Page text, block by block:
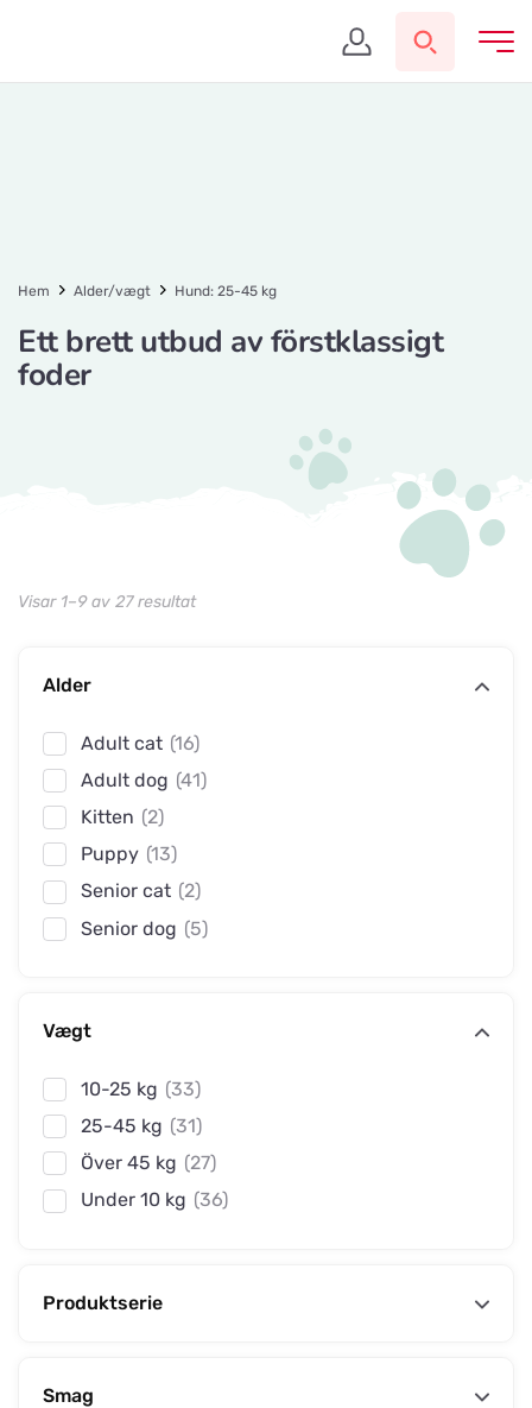
Hem Alder/vægt Hund: 25-45 kg
Ett brett utbud av förstklassigt
foder
Visar 1–9 av 27 resultat
Alder
Adult cat (16)
Adult dog (41)
Kitten (2)
Puppy (13)
Senior cat (2)
Senior dog (5)
Vægt
10-25 kg (33)
25-45 kg (31)
Över 45 kg (27)
Under 10 kg (36)
Produktserie
Smag